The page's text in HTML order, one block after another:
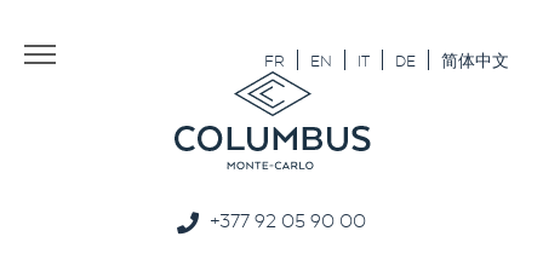
FR EN IT DE 简体中文
+377 92 05 90 00